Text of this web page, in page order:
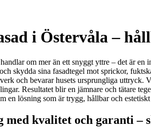
i Östervåla –
om mer än ett snyggt yttre – det är
skydda sina fasadtegel mot sprickor,
och bevarar husets ursprungliga uttryck.
Resultatet blir en jämnare och tätare
en lösning som är trygg, hållbar och
med kvalitet och garanti